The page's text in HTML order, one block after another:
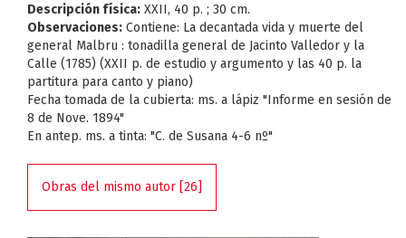
Descripción física: XXII, 40 p. ; 30 cm.
Observaciones: Contiene: La decantada vida y muerte del
general Malbru : tonadilla general de Jacinto Valledor y la
Calle (1785) (XXII p. de estudio y argumento y las 40 p. la
partitura para canto y piano)
Fecha tomada de la cubierta: ms. a lápiz "Informe en sesión de
8 de Nove. 1894"
En antep. ms. a tinta: "C. de Susana 4-6 nº"
Obras del mismo autor [26]